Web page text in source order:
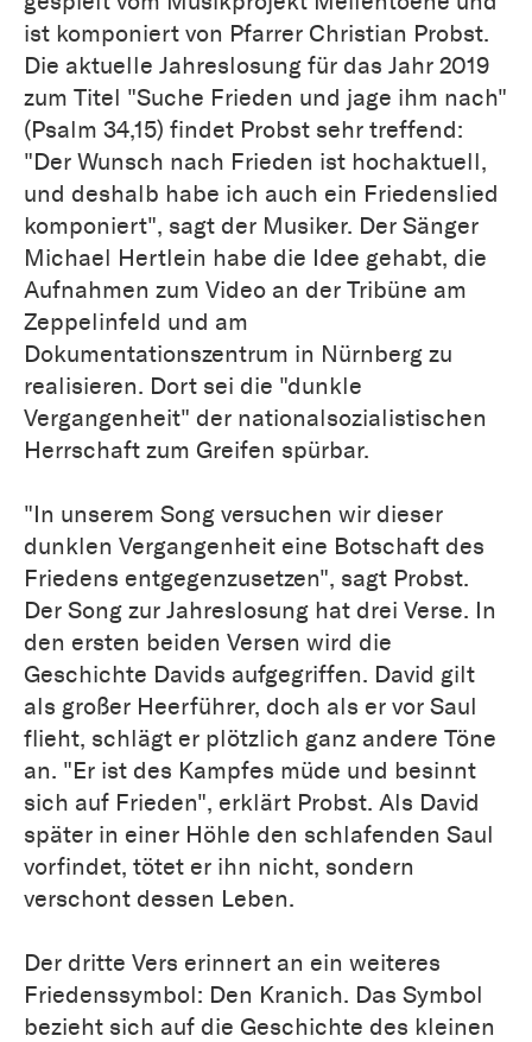
ist komponiert von Pfarrer Christian Probst.
Die aktuelle Jahreslosung für das Jahr 2019
zum Titel "Suche Frieden und jage ihm nach"
(Psalm 34,15) findet Probst sehr treffend:
"Der Wunsch nach Frieden ist hochaktuell,
und deshalb habe ich auch ein Friedenslied
komponiert", sagt der Musiker. Der Sänger
Michael Hertlein habe die Idee gehabt, die
Aufnahmen zum Video an der Tribüne am
Zeppelinfeld und am
Dokumentationszentrum in Nürnberg zu
realisieren. Dort sei die "dunkle
Vergangenheit" der nationalsozialistischen
Herrschaft zum Greifen spürbar.
"In unserem Song versuchen wir dieser
dunklen Vergangenheit eine Botschaft des
Friedens entgegenzusetzen", sagt Probst.
Der Song zur Jahreslosung hat drei Verse. In
den ersten beiden Versen wird die
Geschichte Davids aufgegriffen. David gilt
als großer Heerführer, doch als er vor Saul
flieht, schlägt er plötzlich ganz andere Töne
an. "Er ist des Kampfes müde und besinnt
sich auf Frieden", erklärt Probst. Als David
später in einer Höhle den schlafenden Saul
vorfindet, tötet er ihn nicht, sondern
verschont dessen Leben.
Der dritte Vers erinnert an ein weiteres
Friedenssymbol: Den Kranich. Das Symbol
bezieht sich auf die Geschichte des kleinen